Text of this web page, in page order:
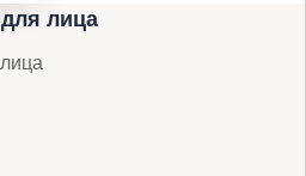
лица